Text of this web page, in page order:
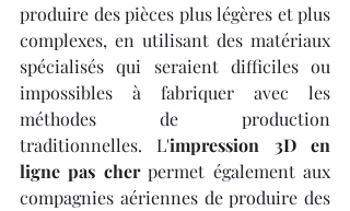
produire des pièces plus légères et plus
complexes, en utilisant des matériaux
spécialisés qui seraient difficiles ou
impossibles à fabriquer avec les
méthodes de production
traditionnelles. L'impression 3D en
ligne pas cher permet également aux
compagnies aériennes de produire des